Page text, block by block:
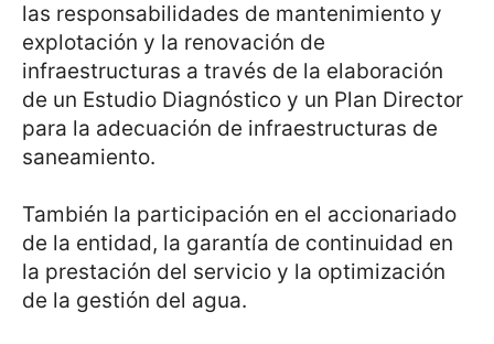
las responsabilidades de mantenimiento y
explotación y la renovación de
infraestructuras a través de la elaboración
de un Estudio Diagnóstico y un Plan Director
para la adecuación de infraestructuras de
saneamiento.
También la participación en el accionariado
de la entidad, la garantía de continuidad en
la prestación del servicio y la optimización
de la gestión del agua.